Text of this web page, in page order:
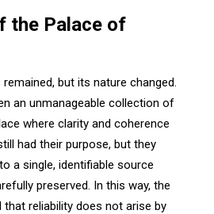
the Palace of
but its nature changed.
an unmanageable collection of
where clarity and coherence
had their purpose, but they
a single, identifiable source
preserved. In this way, the
that reliability does not arise by